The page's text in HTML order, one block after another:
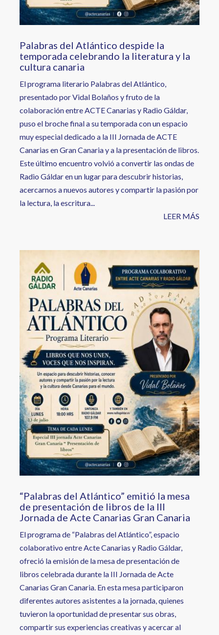
Palabras del Atlántico despide la
temporada celebrando la literatura y la
cultura canaria
El programa literario Palabras del Atlántico,
presentado por Vidal Bolaños y fruto de la
colaboración entre ACTE Canarias y Radio Gáldar,
puso el broche final a su temporada con un espacio
muy especial dedicado a la III Jornada de ACTE
Canarias en Gran Canaria y a la presentación de libros.
Este último encuentro volvió a convertir las ondas de
Radio Gáldar en un lugar para descubrir historias,
acercarnos a nuevos autores y compartir la pasión por
la lectura, la escritura...
LEER MÁS
“Palabras del Atlántico” emitió la mesa
de presentación de libros de la III
Jornada de Acte Canarias Gran Canaria
El programa de “Palabras del Atlántico”, espacio
colaborativo entre Acte Canarias y Radio Gáldar,
ofreció la emisión de la mesa de presentación de
libros celebrada durante la III Jornada de Acte
Canarias Gran Canaria. En esta mesa participaron
diferentes autores asistentes a la jornada, quienes
tuvieron la oportunidad de presentar sus obras,
compartir sus experiencias creativas y acercar al